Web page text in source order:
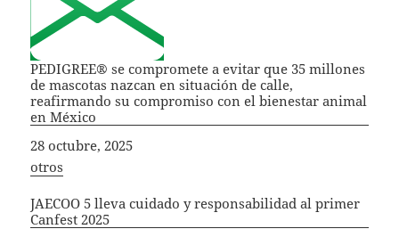
PEDIGREE® se compromete a evitar que 35 millones
de mascotas nazcan en situación de calle,
reafirmando su compromiso con el bienestar animal
en México
Fecha
28 octubre, 2025
In relation to
otros
JAECOO 5 lleva cuidado y responsabilidad al primer
Canfest 2025